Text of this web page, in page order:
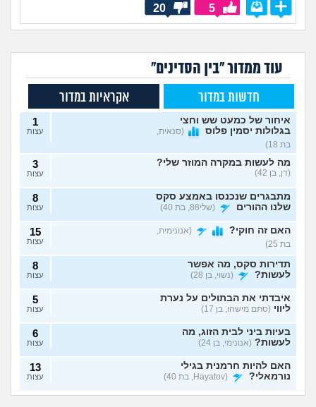
5
20
עוד ממדור "בין הסדינים"
חדשות במדור אקראיות במדור
איחור של כמעט שש וחצי
בגלולות יסמין פלוס
(סנאית,
בת 18)
1
עצות
מה לעשות במקרה המוזר שלי?
(דן, בן 42)
3
עצות
מתבגרים שנכנסו באמצע סקס
שלנו ההורים
(שלי88, בת 40)
8
עצות
האם זה חוקי?
(אנונימית,
בת 25)
15
עצות
תדירות סקס, מה אפשר
לעשות?
(נשוי, בן 28)
8
עצות
איבדתי את הבתולים על נערת
ליווי (סתם מישהו, בן 17)
5
עצות
בעיות ביני לבית הזוג, מה
לעשות? (אנונימי, בן 24)
6
עצות
האם להיות חרמנית בגילי
נורמאלי?
(Hayatov, בת 40)
13
עצות
בטעות "התעוררתי" מאחת
נפרדנו ברע ויש אצלו
שכבתי עם מלא